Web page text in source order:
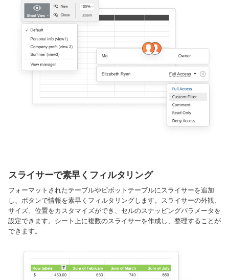
スライサーで素早くフィルタリング
フォーマットされたテーブルやピボットテーブルにスライサーを追加
し、ボタンで情報を素早くフィルタリングします。スライサーの外観、
サイズ、位置をカスタマイズができ、セルのスナッピングパラメータを
設定できます。シート上に複数のスライサーを作成し、整理することが
できます。